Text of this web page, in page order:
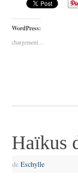
WordPress:
chargement…
Haïkus
deEschylle